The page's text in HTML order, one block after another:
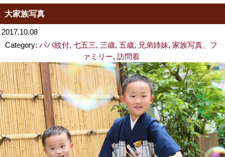
大家族写真
2017.10.08
Category: パパ紋付, 七五三, 三歳, 五歳, 兄弟姉妹, 家族写真、フ
ァミリー, 訪問着